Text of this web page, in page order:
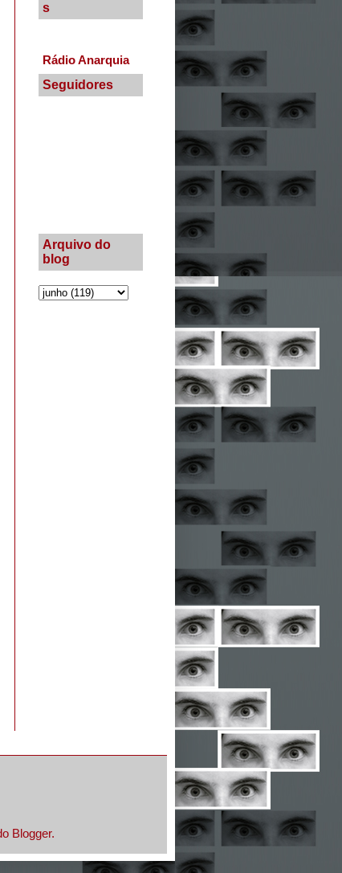
s
Rádio Anarquia
Seguidores
Arquivo do
blog
Blogger.